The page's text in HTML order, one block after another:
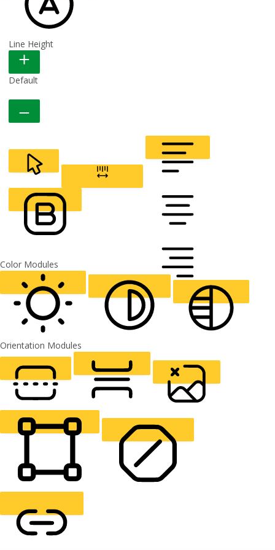
READABLE FONT
Line Height
Default
CURSOR
ALIGN TEXT
FONT WEIGHT
Color Modules
LIGHT CONTRAST HIGH CONTRAST
Orientation Modules
READING LINE READING MASK HIDE IMAGES
HIGHLIGHT CONTENT